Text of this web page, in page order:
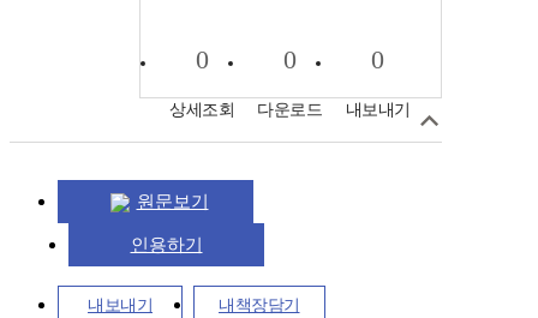
0
상세조회
0
다운로드
0
내보내기
원문보기
인용하기
내보내기 내책장담기